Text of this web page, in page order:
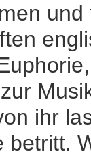
ihr
betritt.